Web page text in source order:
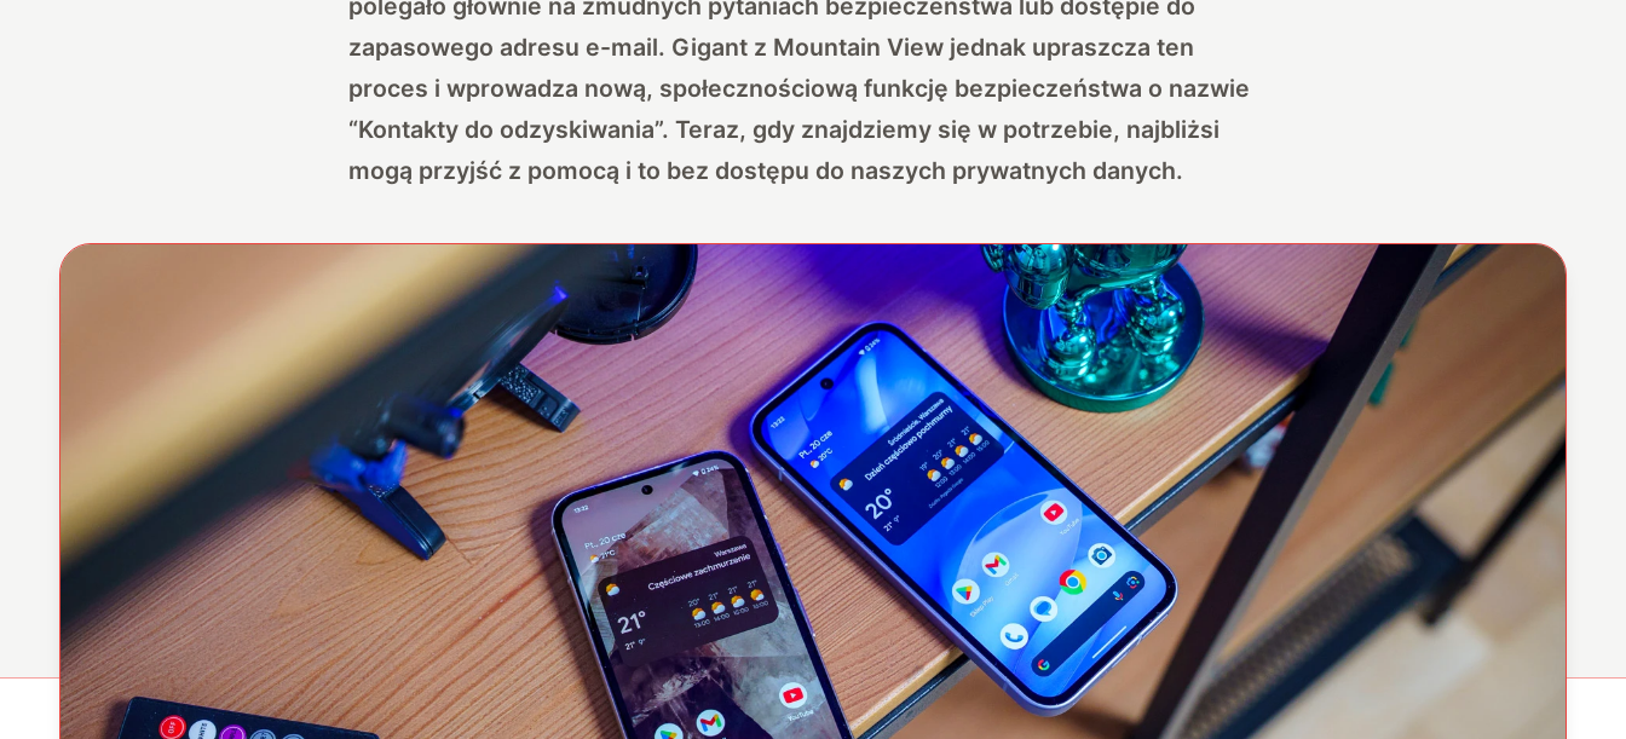
zapasowego adresu e-mail. Gigant z Mountain View jednak upraszcza ten
proces i wprowadza nową, społecznościową funkcję bezpieczeństwa o nazwie
“Kontakty do odzyskiwania”. Teraz, gdy znajdziemy się w potrzebie, najbliżsi
mogą przyjść z pomocą i to bez dostępu do naszych prywatnych danych.